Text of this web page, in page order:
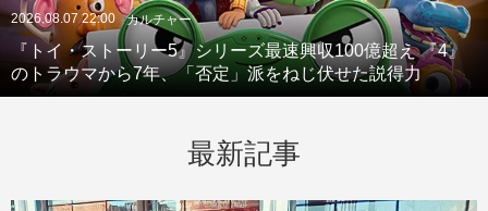
2026.08.07 22:00 カルチャー
『トイ・ストーリー5』シリーズ最速興収100億超え 『4』
のトラウマから7年、「否定」派をねじ伏せた説得力
最新記事